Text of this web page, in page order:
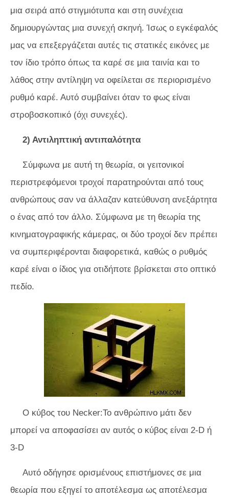
μια σειρά από στιγμιότυπα και στη συνέχεια
δημιουργώντας μια συνεχή σκηνή. Ίσως ο εγκέφαλός
μας να επεξεργάζεται αυτές τις στατικές εικόνες με
τον ίδιο τρόπο όπως τα καρέ σε μια ταινία και το
λάθος στην αντίληψη να οφείλεται σε περιορισμένο
ρυθμό καρέ. Αυτό συμβαίνει όταν το φως είναι
στροβοσκοπικό (όχι συνεχές).
2) Αντιληπτική αντιπαλότητα
Σύμφωνα με αυτή τη θεωρία, οι γειτονικοί
περιστρεφόμενοι τροχοί παρατηρούνται από τους
ανθρώπους σαν να άλλαζαν κατεύθυνση ανεξάρτητα
ο ένας από τον άλλο. Σύμφωνα με τη θεωρία της
κινηματογραφικής κάμερας, οι δύο τροχοί δεν πρέπει
να συμπεριφέρονται διαφορετικά, καθώς ο ρυθμός
καρέ είναι ο ίδιος για οτιδήποτε βρίσκεται στο οπτικό
πεδίο.
Ο κύβος του Necker:Το ανθρώπινο μάτι δεν
μπορεί να αποφασίσει αν αυτός ο κύβος είναι 2-D ή
3-D
Αυτό οδήγησε ορισμένους επιστήμονες σε μια
θεωρία που εξηγεί το αποτέλεσμα ως αποτέλεσμα